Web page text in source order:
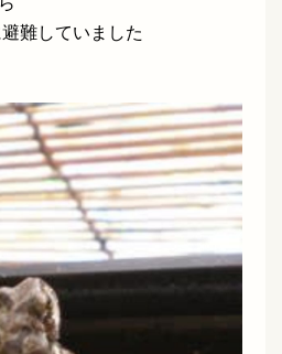
難していました